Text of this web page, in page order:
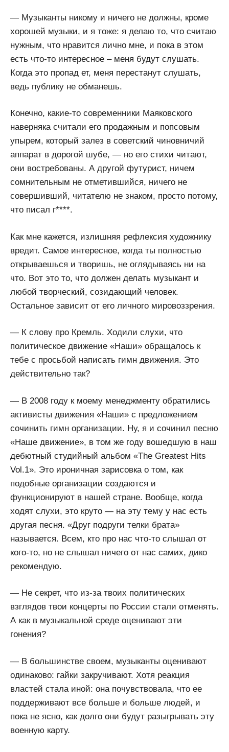
— Музыканты никому и ничего не должны, кроме
хорошей музыки, и я тоже: я делаю то, что считаю
нужным, что нравится лично мне, и пока в этом
есть что-то интересное – меня будут слушать.
Когда это пропад ет, меня перестанут слушать,
ведь публику не обманешь.
Конечно, какие-то современники Маяковского
наверняка считали его продажным и попсовым
упырем, который залез в советский чиновничий
аппарат в дорогой шубе, — но его стихи читают,
они востребованы. А другой футурист, ничем
сомнительным не отметившийся, ничего не
совершивший, читателю не знаком, просто потому,
что писал г****.
Как мне кажется, излишняя рефлексия художнику
вредит. Самое интересное, когда ты полностью
открываешься и творишь, не оглядываясь ни на
что. Вот это то, что должен делать музыкант и
любой творческий, созидающий человек.
Остальное зависит от его личного мировоззрения.
— К слову про Кремль. Ходили слухи, что
политическое движение «Наши» обращалось к
тебе с просьбой написать гимн движения. Это
действительно так?
— В 2008 году к моему менеджменту обратились
активисты движения «Наши» с предложением
сочинить гимн организации. Ну, я и сочинил песню
«Наше движение», в том же году вошедшую в наш
дебютный студийный альбом «The Greatest Hits
Vol.1». Это ироничная зарисовка о том, как
подобные организации создаются и
функционируют в нашей стране. Вообще, когда
ходят слухи, это круто — на эту тему у нас есть
другая песня. «Друг подруги телки брата»
называется. Всем, кто про нас что-то слышал от
кого-то, но не слышал ничего от нас самих, дико
рекомендую.
— Не секрет, что из-за твоих политических
взглядов твои концерты по России стали отменять.
А как в музыкальной среде оценивают эти
гонения?
— В большинстве своем, музыканты оценивают
одинаково: гайки закручивают. Хотя реакция
властей стала иной: она почувствовала, что ее
поддерживают все больше и больше людей, и
пока не ясно, как долго они будут разыгрывать эту
военную карту.